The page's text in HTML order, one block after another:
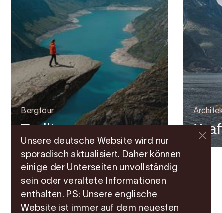
Bergtour
Trolltunga
Unsere deutsche Website wird nur
sporadisch aktualisiert. Daher können
einige der Unterseiten unvollständig
sein oder veraltete Informationen
enthalten. PS: Unsere englische
Website ist immer auf dem neuesten